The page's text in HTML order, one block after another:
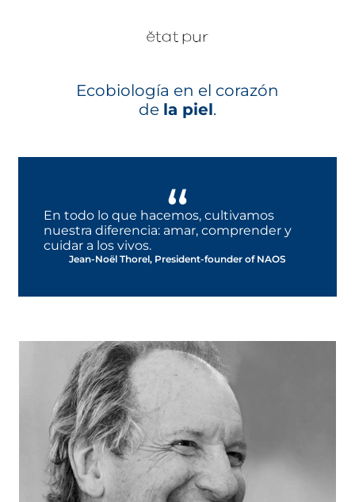
Ecobiología en el corazón
de la piel.
En todo lo que hacemos, cultivamos
nuestra diferencia: amar, comprender y
cuidar a los vivos.
Jean-Noël Thorel, President-founder of NAOS​